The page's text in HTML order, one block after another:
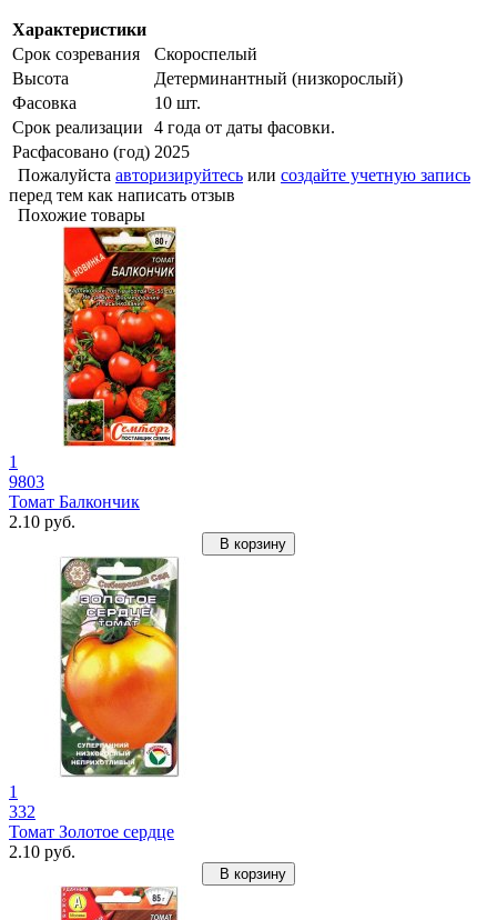
Характеристики
Срок созревания
Скороспелый
Высота
Детерминантный (низкорослый)
Фасовка
10 шт.
Срок реализации
4 года от даты фасовки.
Расфасовано (год) 2025
Пожалуйста авторизируйтесь или создайте учетную запись
перед тем как написать отзыв
Похожие товары
1
9803
Томат Балкончик
2.10 руб.
В корзину
1
332
Томат Золотое сердце
2.10 руб.
В корзину